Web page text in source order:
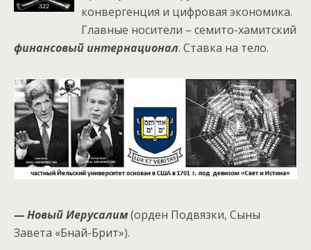
конвергенция и цифровая экономика.
Главные носители – семито-хамитский
финансовый интернационал. Ставка на тело.
— Новый Иерусалим(орден Подвязки, Сыны
Завета «Бнай-Брит»).